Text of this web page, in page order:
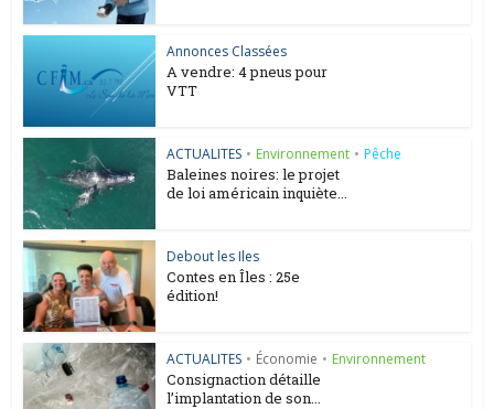
Annonces Classées
A vendre: 4 pneus pour
VTT
ACTUALITES • Environnement • Pêche
Baleines noires: le projet
de loi américain inquiète...
Debout les Iles
Contes en Îles : 25e
édition!
ACTUALITES • Économie • Environnement
Consignaction détaille
l’implantation de son...